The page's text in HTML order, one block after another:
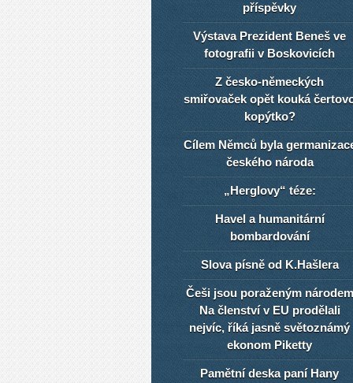
příspěvky
Výstava Prezident Beneš ve
fotografii v Boskovicích
Z česko-německých
smiřovaček opět kouká
kopýtko?
Cílem Němců byla
českého národa
„Herglovy“ téze:
Havel a humanitární
bombardování
Slova písně od K.Hašlera
Češi jsou poraženým národem
Na členství v EU prodělali
nejvíc, říká jasně světoznámý
ekonom Piketty
Pamětní deska paní Hany